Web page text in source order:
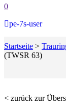
0
pe-7s-user
Startseite >
(TWSR 63)
< zurück zur